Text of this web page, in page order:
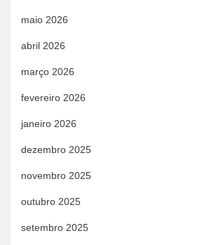
maio 2026
abril 2026
março 2026
fevereiro 2026
janeiro 2026
dezembro 2025
novembro 2025
outubro 2025
setembro 2025